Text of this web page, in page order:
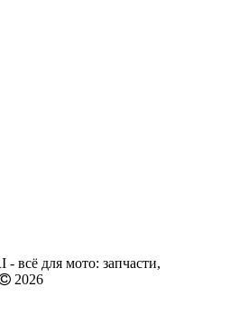
всё для мото: запчасти,
2026